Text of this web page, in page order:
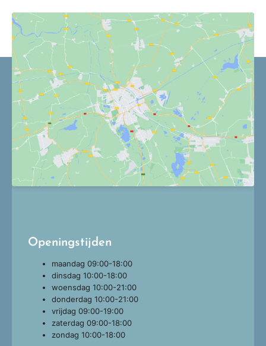
Openingstijden
maandag 09:00-18:00
dinsdag 10:00-18:00
woensdag 10:00-21:00
donderdag 10:00-21:00
vrijdag 09:00-19:00
zaterdag 09:00-18:00
zondag 10:00-18:00